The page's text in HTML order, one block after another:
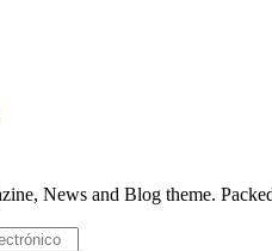
News and Blog theme.